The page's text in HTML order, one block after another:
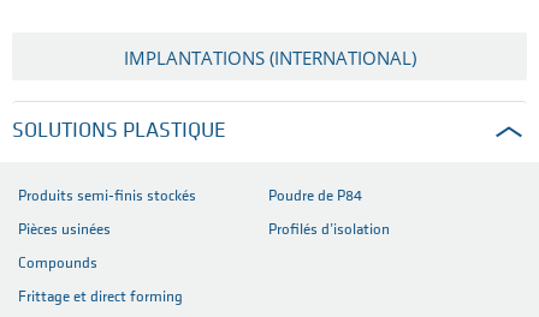
IMPLANTATIONS (INTERNATIONAL)
SOLUTIONS PLASTIQUE
Produits semi-finis stockés
Pièces usinées
Compounds
Frittage et direct forming
Poudre de P84
Profilés d’isolation